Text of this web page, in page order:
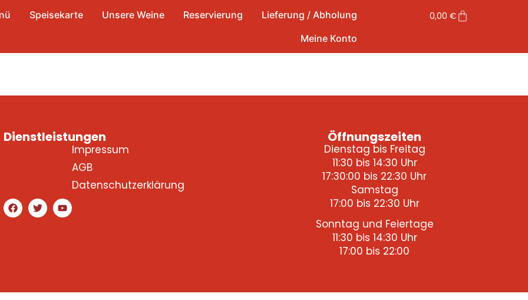
Speisekarte Unsere Weine Reservierung
Lieferung / Abholung
Meine Konto
0,00 €
Dienstleistungen
Impressum
AGB
Datenschutzerklärung
Öffnungszeiten
Dienstag bis Freitag
11:30 bis 14:30 Uhr
17:30:00 bis 22:30 Uhr
Samstag
17:00 bis 22:30 Uhr
Sonntag und Feiertage
11:30 bis 14:30 Uhr
17:00 bis 22:00